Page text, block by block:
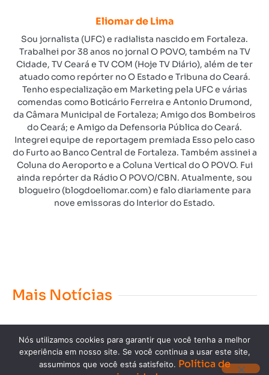
Eliomar de Lima
Sou jornalista (UFC) e radialista nascido em Fortaleza.
Trabalhei por 38 anos no jornal O POVO, também na TV
Cidade, TV Ceará e TV COM (Hoje TV Diário), além de ter
atuado como repórter no O Estado e Tribuna do Ceará.
Tenho especialização em Marketing pela UFC e várias
comendas como Boticário Ferreira e Antonio Drumond,
da Câmara Municipal de Fortaleza; Amigo dos Bombeiros
do Ceará; e Amigo da Defensoria Pública do Ceará.
Integrei equipe de reportagem premiada Esso pelo caso
do Furto ao Banco Central de Fortaleza. Também assinei a
Coluna do Aeroporto e a Coluna Vertical do O POVO. Fui
ainda repórter da Rádio O POVO/CBN. Atualmente, sou
blogueiro (blogdoeliomar.com) e falo diariamente para
nove emissoras do Interior do Estado.
Mais Notícias
Nós utilizamos cookies para garantir que você tenha a melhor
experiência em nosso site. Se você continua a usar este site,
assumimos que você está satisfeito. Política de